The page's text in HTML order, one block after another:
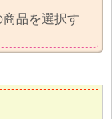
品を選択す